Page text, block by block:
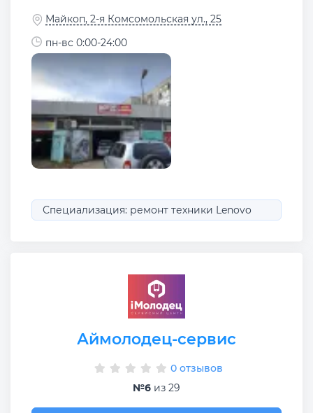
Майкоп, 2-я Комсомольская ул., 25
пн-вс 0:00-24:00
Специализация: ремонт техники Lenovo
Аймолодец-сервис
0 отзывов
№6 из 29